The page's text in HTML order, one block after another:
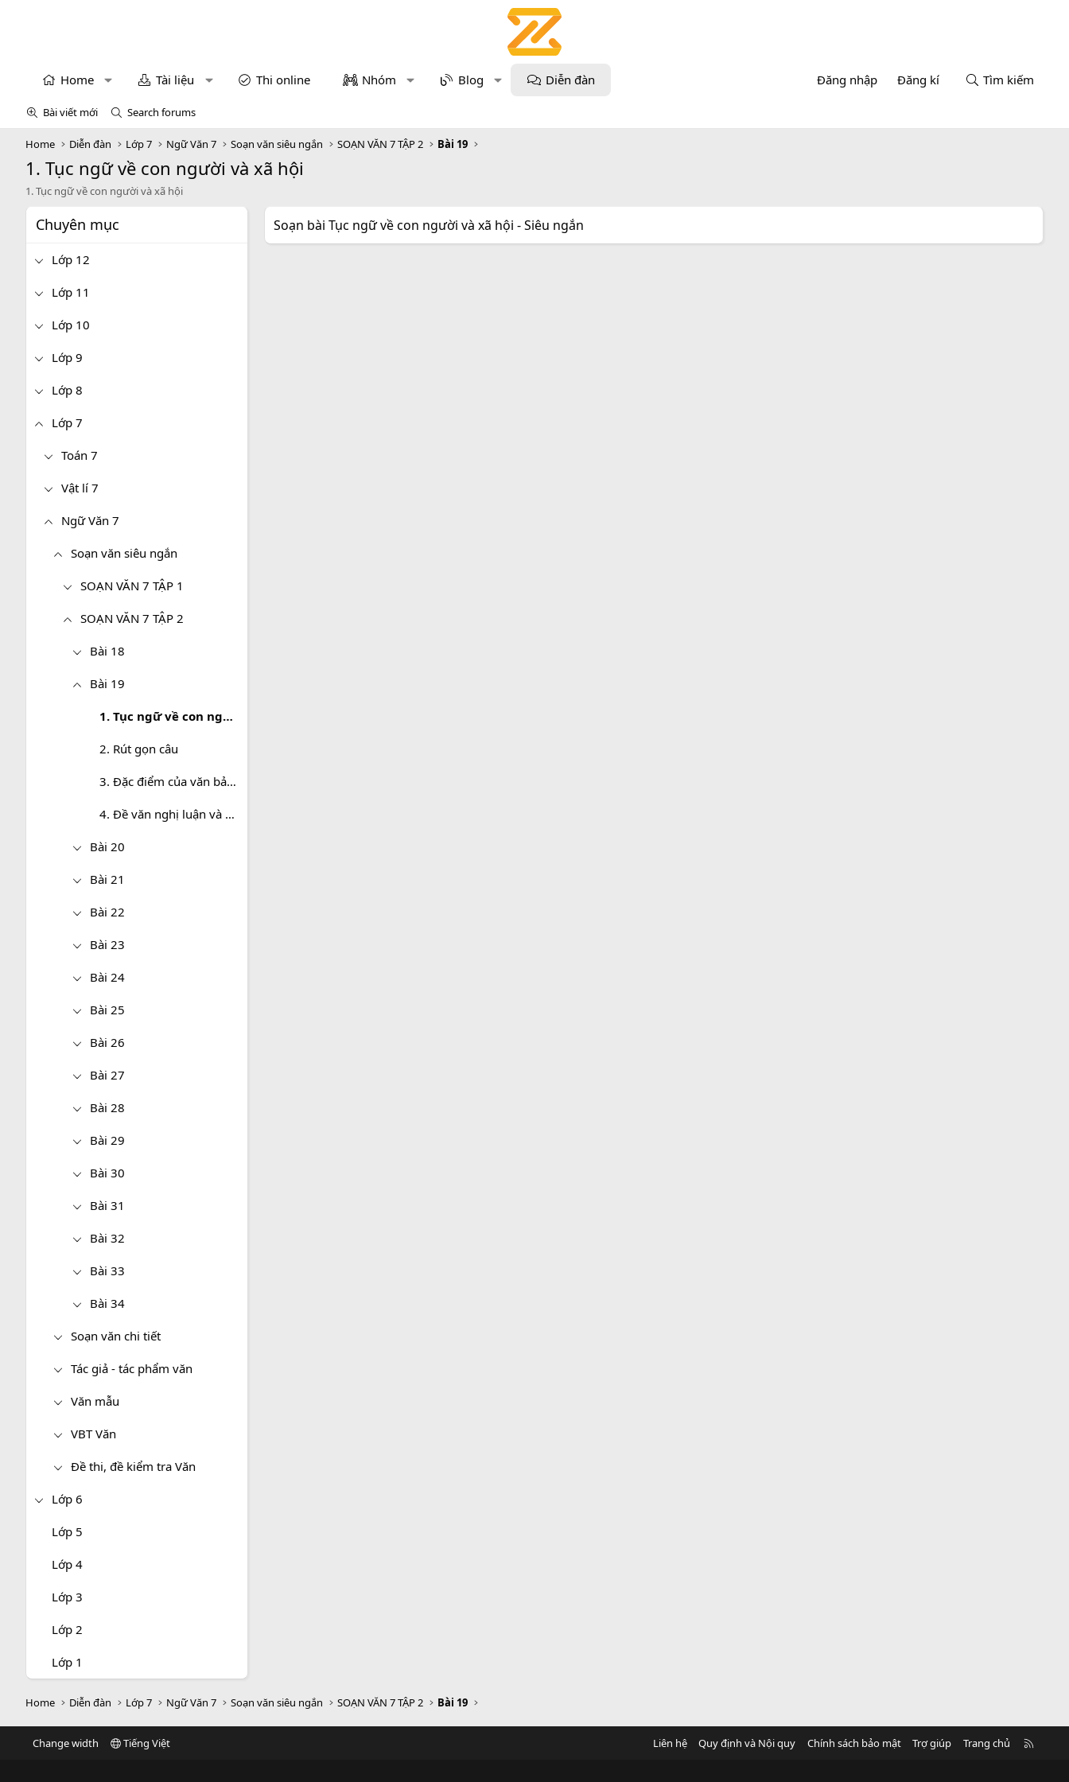
Home Tài liệu Thi online Nhóm Blog Diễn đàn Đăng nhập Đăng kí Tìm kiếm
Bài viết mới Search forums
Home Diễn đàn Lớp 7 Ngữ Văn 7 Soạn văn siêu ngắn SOẠN VĂN 7 TẬP 2 Bài 19
1. Tục ngữ về con người và xã hội
1. Tục ngữ về con người và xã hội
Chuyên mục
Lớp 12
Lớp 11
Lớp 10
Lớp 9
Lớp 8
Lớp 7
Toán 7
Vật lí 7
Ngữ Văn 7
Soạn văn siêu ngắn
SOẠN VĂN 7 TẬP 1
SOẠN VĂN 7 TẬP 2
Bài 18
Bài 19
1. Tục ngữ về con người và xã hội
2. Rút gọn câu
3. Đặc điểm của văn bản nghị luận
4. Đề văn nghị luận và việc lập ý cho bài văn nghị luận
Bài 20
Bài 21
Bài 22
Bài 23
Bài 24
Bài 25
Bài 26
Bài 27
Bài 28
Bài 29
Bài 30
Bài 31
Bài 32
Bài 33
Bài 34
Soạn văn chi tiết
Tác giả - tác phẩm văn
Văn mẫu
VBT Văn
Đề thi, đề kiểm tra Văn
Lớp 6
Lớp 5
Lớp 4
Lớp 3
Lớp 2
Lớp 1
Soạn bài Tục ngữ về con người và xã hội - Siêu ngắn
Home Diễn đàn Lớp 7 Ngữ Văn 7 Soạn văn siêu ngắn SOẠN VĂN 7 TẬP 2 Bài 19
Change width Tiếng Việt Liên hệ Quy định và Nội quy Chính sách bảo mật Trợ giúp Trang chủ